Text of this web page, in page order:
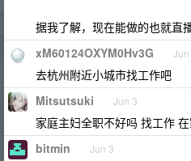
据我了解，现在能做的也就直
xM60124OXYM0Hv3G Jun
去杭州附近小城市找工作吧
Mitsutsuki Jun 3
家庭主妇全职不好吗 找工作
bitmin Jun 3